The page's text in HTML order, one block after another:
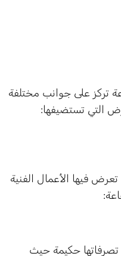
تركز على جوانب مختلفة
التي تستضيفها:
فيها الأعمال الفنية
حكيمة حيث